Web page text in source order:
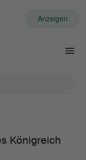
Anzeigen
Königreich